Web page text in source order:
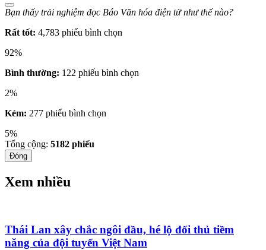
Bạn thấy trải nghiệm đọc Báo Văn hóa điện tử như thế nào?
Rất tốt: 4,783 phiếu bình chọn
92%
Bình thường: 122 phiếu bình chọn
2%
Kém: 277 phiếu bình chọn
5%
Tổng cộng: 5182 phiếu
Đóng
Xem nhiều
Thái Lan xây chắc ngôi đầu, hé lộ đối thủ tiềm
năng của đội tuyển Việt Nam